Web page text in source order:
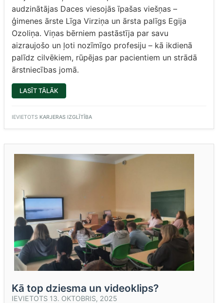
audzinātājas Daces viesojās īpašas viešņas –
ģimenes ārste Līga Virziņa un ārsta palīgs Egija
Ozoliņa. Viņas bērniem pastāstīja par savu
aizraujošo un ļoti nozīmīgo profesiju – kā ikdienā
palīdz cilvēkiem, rūpējas par pacientiem un strādā
ārstniecības jomā.
LASĪT TĀLĀK
KLASE
PROFESIJU”
IEVIETOTS KARJERAS IZGLĪTĪBA
Kā top dziesma un videoklips?
IEVIETOTS 13. OKTOBRIS, 2025